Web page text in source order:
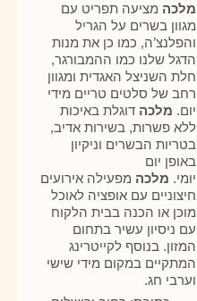
מלכה מציעה תפריט עם
מגוון בשרים על הגריל
והפלנצ’ה, כמו כן את מנות
הדגל שלנו כמו ההמבורגר,
חלת השניצל האגדית ומגוון
רחב של סלטים טריים מידי
יום. מלכה דוגלת באיכות
ללא פשרות, בשירות אדיב,
בטריות הבשרים וניקיון
באופן יום
יומי. מלכה מפעילה אירועים
חיצוניים עם אופציה לאוכל
מוכן או הכנה בבית הלקוח
עם ניסיון עשיר בתחום
המזון. בנוסף לקייטרינג
המתקיים במקום מידי שישי
וערבי חג.